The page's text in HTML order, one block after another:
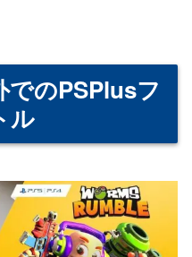
でのPSPlusフ
ル